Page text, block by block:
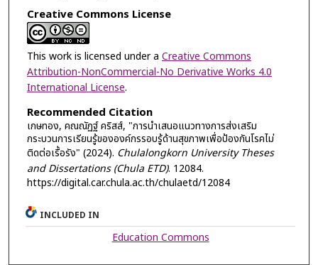
Creative Commons License
This work is licensed under a Creative Commons
Attribution-NonCommercial-No Derivative Works 4.0
International License.
Recommended Citation
เกษทอง, คณณัฏฐ์ คริสส์, "การนำเสนอแนวทางการส่งเสริม
กระบวนการเรียนรู้ขององค์กรรอบรู้ด้านสุขภาพเพื่อป้องกันโรคไม่
ติดต่อเรื้อรัง" (2024). Chulalongkorn University Theses
and Dissertations (Chula ETD). 12084.
https://digital.car.chula.ac.th/chulaetd/12084
INCLUDED IN
Education Commons